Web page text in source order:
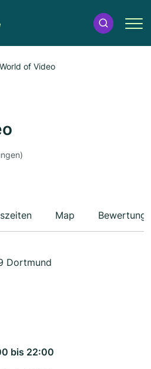
World of Video
Map
Dortmund
bis 22:00